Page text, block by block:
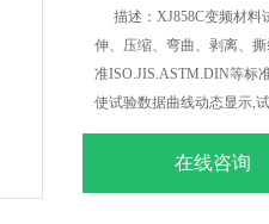
描述：XJ858C变频材
伸、压缩、弯曲、剥离
准ISO.JIS.ASTM.DIN等标
使试验数据曲线动态显示,
地都可以进行曲线遍历.叠
在线咨询